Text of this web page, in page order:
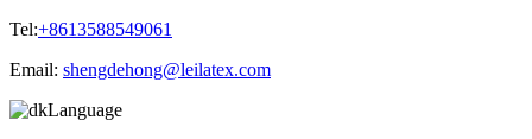
Tel:+8613588549061
Email: shengdehong@leilatex.com
Language